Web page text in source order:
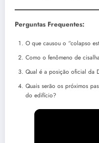
Perguntas Frequentes:
O que causou o “colapso
Como o fenômeno de
Qual é a posição oficial da
Quais serão os próximos
do edifício?